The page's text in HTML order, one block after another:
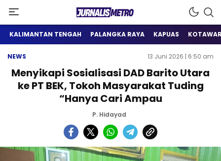
Jurnalis Metro
Satu Wadah Informasi
KALIMANTAN TENGAH PALANGKA RAYA KAPUAS
NEWS 13 Juni 2026 | 6:50 am
Menyikapi Sosialisasi DAD Barito Utara
ke PT BEK, Tokoh Masyarakat Tuding
“Hanya Cari Ampau
P. Hidayad